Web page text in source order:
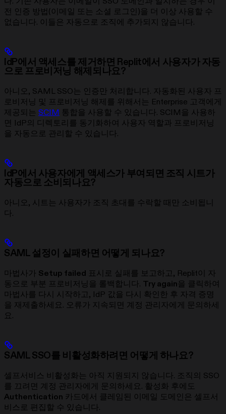
전 인증 방법(이메일 또는 소셜 로그인)을 더 이상 사용할 수
없습니다. 이들은 자동으로 조직에 추가되지 않습니다.
IdP에서 액세스를 제거하면 Replit에서 사용자가 자동
으로 프로비저닝 해제되나요?
아니오, SAML SSO는 인증만 처리합니다. 자동화된 사용자 프
로비저닝 및 프로비저닝 해제를 위해서는 Enterprise 고객에게
제공되는 SCIM 통합을 사용할 수 있습니다. SCIM을 사용하
면 IdP의 디렉토리를 동기화하여 사용자 역할과 프로비저닝
을 자동으로 관리할 수 있습니다.
IdP에서 사용자에게 액세스가 부여되면 조직 시트가
자동으로 소비되나요?
아니오, 시트는 사용자가 조직 초대를 수락할 때만 소비됩니
다.
SAML 설정이 실패하면 어떻게 되나요?
마법사가 Setup failed 표시로 실패를 보고하고, Replit이 자
동으로 부분 프로비저닝을 롤백합니다. Try again 을 클릭하여
마법사를 다시 시작하고, IdP 값을 다시 확인한 후 자격 증명
을 재제출하세요. 오류가 지속되면 계정 관리자에게 문의하세
요.
SAML SSO를 비활성화하려면 어떻게 하나요?
셀프서비스 비활성화는 아직 지원되지 않습니다. 조직의 SSO
를 끄려면 계정 관리자에게 문의하세요. 활성화 후에도
Authentication 카드에서 클레임된 이메일 도메인은 셀프서
비스로 편집할 수 있습니다.